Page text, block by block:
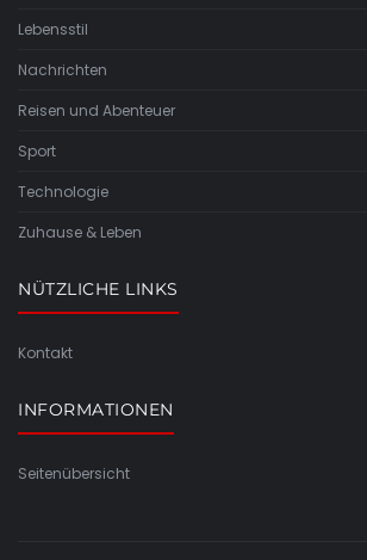
Lebensstil
Nachrichten
Reisen und Abenteuer
Sport
Technologie
Zuhause & Leben
NÜTZLICHE LINKS
Kontakt
INFORMATIONEN
Seitenübersicht